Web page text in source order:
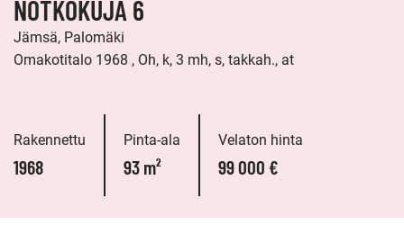
NOTKOKUJA 6
Jämsä, Palomäki
Omakotitalo 1968 , Oh, k, 3 mh, s, takkah., at
Rakennettu
1968
Pinta-ala
93 m²
Velaton hinta
99 000 €